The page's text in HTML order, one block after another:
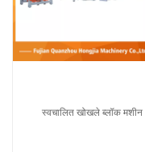
स्वचालित खोखले ब्लॉक मशीन